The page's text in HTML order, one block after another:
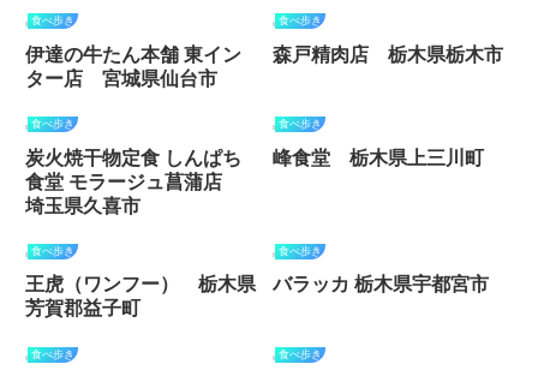
食べ歩き
伊達の牛たん本舗 東イン
ター店 宮城県仙台市
食べ歩き
森戸精肉店 栃木県栃木市
食べ歩き
炭火焼干物定食 しんぱち
食堂 モラージュ菖蒲店
埼玉県久喜市
食べ歩き
峰食堂 栃木県上三川町
食べ歩き
王虎（ワンフー） 栃木県
芳賀郡益子町
食べ歩き
バラッカ 栃木県宇都宮市
食べ歩き 食べ歩き